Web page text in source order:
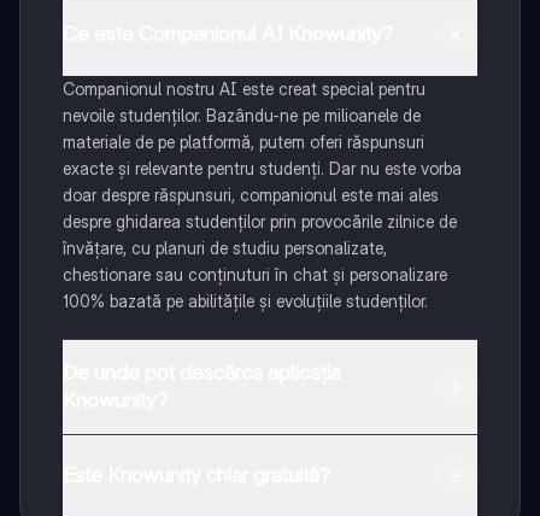
Companionul nostru AI este creat special pentru
nevoile studenților. Bazându-ne pe milioanele de
materiale de pe platformă, putem oferi răspunsuri
exacte și relevante pentru studenți. Dar nu este vorba
doar despre răspunsuri, companionul este mai ales
despre ghidarea studenților prin provocările zilnice de
învățare, cu planuri de studiu personalizate,
chestionare sau conținuturi în chat și personalizare
100% bazată pe abilitățile și evoluțiile studenților.